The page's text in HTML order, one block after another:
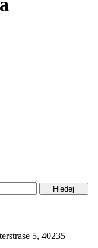
5, 40235